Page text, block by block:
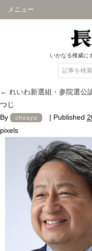
メニュー
いかなる権威に
← れいわ新選組・参院選公
つじ
By
chosyu | Published
pixels